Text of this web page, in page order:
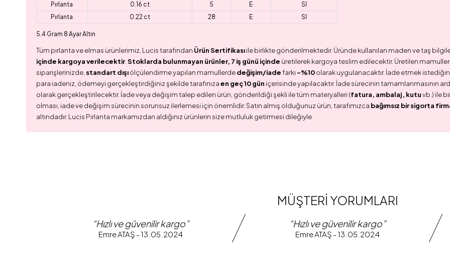
Pırlanta 0.16 ct 5 E
SI
Pırlanta
0.22 ct 28 E SI
5.4 Gram 8 Ayar Altın
Tüm pırlanta ve elmas ürünlerimiz, Lucis tarafından Ürün Sertifikasıile birlikte gönderilmektedir. Üründe kullanılan maden ve taş
içinde kargoya verilecektir. Stoklarda bulunmayan ürünler, 7 iş günü içinde üretilerek kargoya teslim edilecektir. Üretilen
siparişlerinizde, standart dışıölçülendirme yapılan mamullerdedeğişim/iadefarkı -%10olarak uygulanacaktır. İade etmek
para iadeniz, ödemeyi gerçekleştirdiğiniz şekilde tarafınızaen geç 10 gün içerisinde yapılacaktır. İade sürecinin tamamlanmasının
olarak gerçekleştirilecektir. İade veya değişim talep edilen ürün, gönderildiği şekli ile tüm materyalleri (fatura, ambalaj, kutuvb.) ile
olması, iade ve değişim sürecinin sorunsuz ilerlemesi için önemlidir. Satın almış olduğunuz ürün, tarafımızca bağımsız bir sigorta
altındadır. Lucis Pırlanta markamızdan aldığınız ürünlerin size mutluluk getirmesi dileğiyle
MÜŞTERİ YORUMLARI
“Hızlı ve güvenilir kargo”
Emre ATAŞ - 13.05.2024
“Hızlı ve güvenilir kargo”
Emre ATAŞ - 13.05.2024